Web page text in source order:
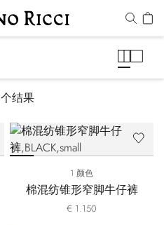
个结果
1 颜色
棉混纺锥形窄脚牛仔裤
€ 1.150